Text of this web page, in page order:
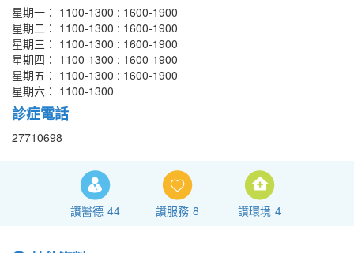
星期一： 1100-1300 : 1600-1900
星期二： 1100-1300 : 1600-1900
星期三： 1100-1300 : 1600-1900
星期四： 1100-1300 : 1600-1900
星期五： 1100-1300 : 1600-1900
星期六： 1100-1300
診症電話
27710698
讚醫德 44 讚服務 8 讚環境 4